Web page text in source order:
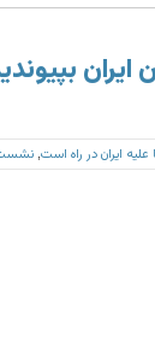
ایران در راه است نشست